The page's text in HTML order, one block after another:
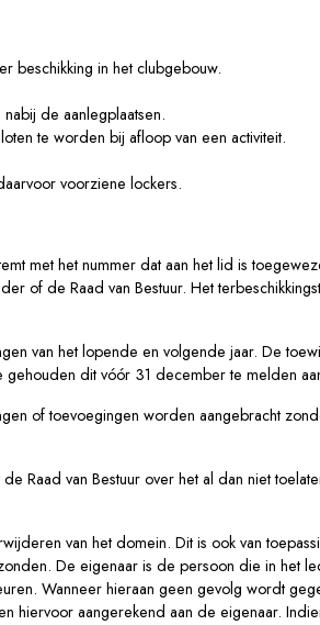
beschikking in het clubgebouw.
de aanlegplaatsen.
te worden bij afloop van een activiteit.
voorziene lockers.
met het nummer dat aan het lid is
of de Raad van Bestuur. Het
van het lopende en volgende jaar. De
dit vóór 31 december te melden
of toevoegingen worden aangebracht
Raad van Bestuur over het al dan niet
van het domein. Dit is ook van
De eigenaar is de persoon die in het
Wanneer hieraan geen gevolg wordt
aangerekend aan de eigenaar.